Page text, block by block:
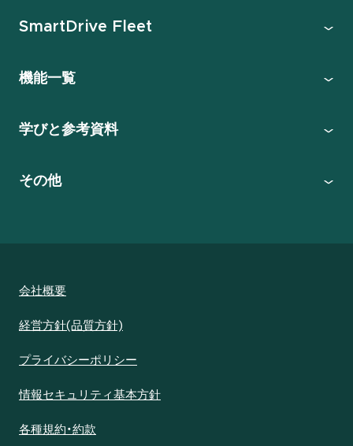
SmartDrive Fleet
機能一覧
学びと参考資料
その他
会社概要
経営方針(品質方針)
プライバシーポリシー
情報セキュリティ基本方針
各種規約・約款